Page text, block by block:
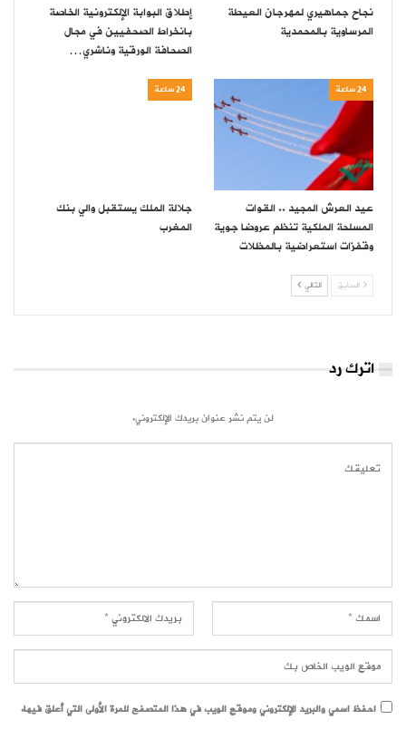
نجاح جماهيري لمهرجان العيطة
المرساوية بالمحمدية
إطلاق البوابة الإلكترونية الخاصة
بانخراط الصحفيين في مجال
الصحافة الورقية وناشري…
24 ساعة
عيد العرش المجيد .. القوات
المسلحة الملكية تنظم عروضا جوية
وقفزات استعراضية بالمظلات
24 ساعة
جلالة الملك يستقبل والي بنك
المغرب
السابق التالي
اترك رد
لن يتم نشر عنوان بريدك الإلكتروني.
احفظ اسمي والبريد الإلكتروني وموقع الويب في هذا المتصفح للمرة الأولى التي أعلق فيها.